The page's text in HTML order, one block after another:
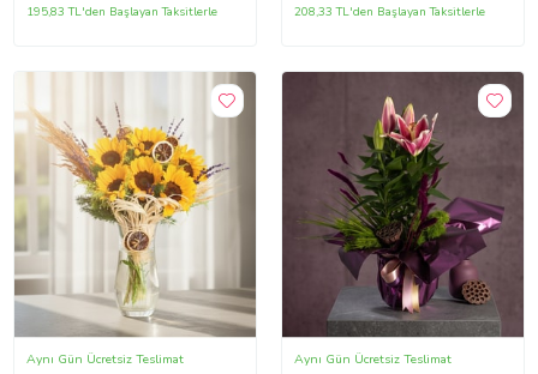
195,83 TL'den Başlayan Taksitlerle 208,33 TL'den Başlayan Taksitlerle
Aynı Gün Ücretsiz Teslimat Aynı Gün Ücretsiz Teslimat